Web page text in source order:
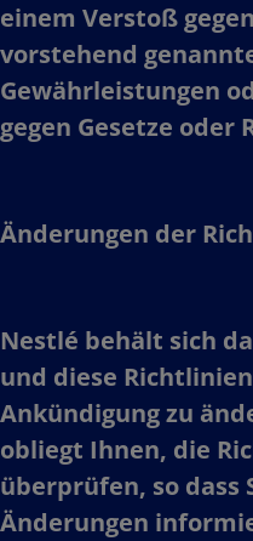
einem Verstoß
vorstehend
Gewährleistungen
gegen Gesetze oder
Änderungen der
Nestlé behält sich
und diese
Ankündigung zu
obliegt Ihnen, die
überprüfen, so dass
Änderungen